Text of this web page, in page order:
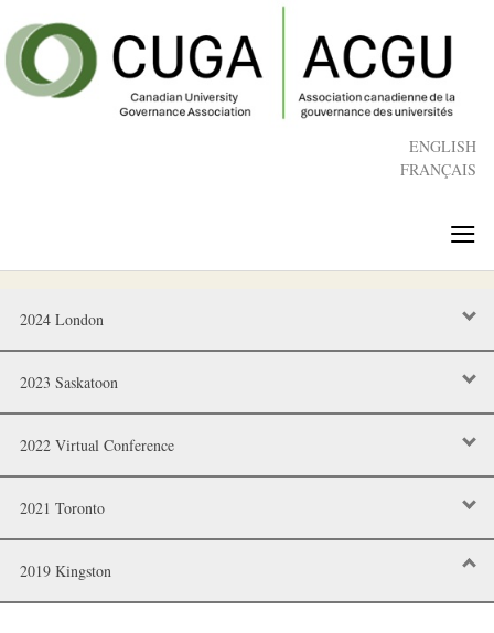
to
main
content
ENGLISH
FRANÇAIS
≡
2024 London
2023 Saskatoon
2022 Virtual Conference
2021 Toronto
2019 Kingston